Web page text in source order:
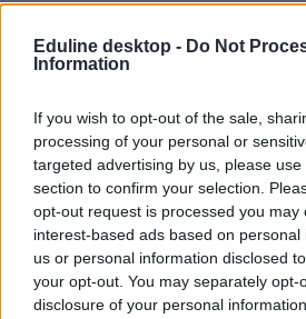
Eduline desktop - Do Not
Information
If you wish to opt-out of the sale,
processing of your personal or
targeted advertising by us, please
section to confirm your selection.
opt-out request is processed you may
interest-based ads based on
us or personal information disclosed
your opt-out. You may separately opt-
disclosure of your personal